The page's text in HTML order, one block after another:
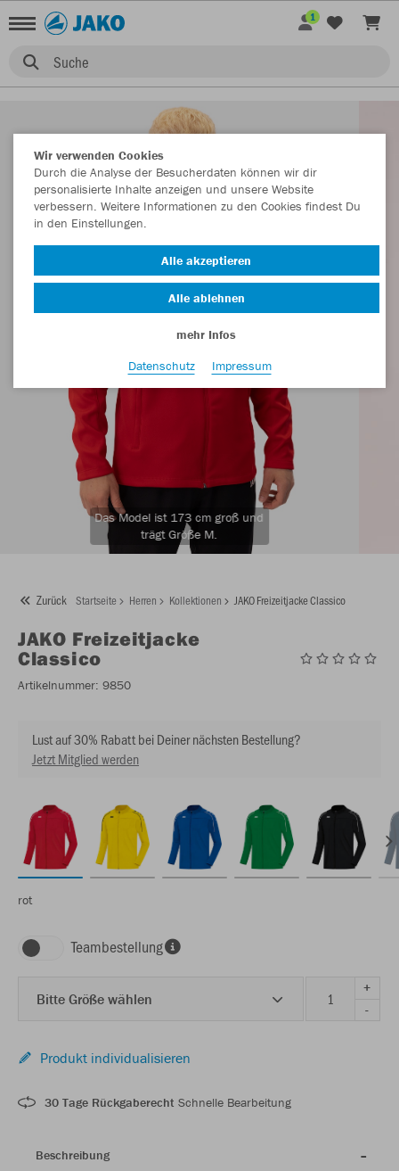
Suche
1
Das Model ist 173 cm groß und
trägt Größe M.
Zurück Startseite Herren Kollektionen JAKO Freizeitjacke Classico
JAKO Freizeitjacke
Classico
Artikelnummer: 9850
Lust auf 30% Rabatt bei Deiner nächsten Bestellung?
Jetzt Mitglied werden
rot
Teambestellung
Bitte Größe wählen
+
-
Produkt individualisieren
30 Tage Rückgaberecht Schnelle Bearbeitung
Beschreibung
Wir verwenden Cookies
Durch die Analyse der Besucherdaten können wir dir
personalisierte Inhalte anzeigen und unsere Website
verbessern. Weitere Informationen zu den Cookies findest Du
in den Einstellungen.
Alle akzeptieren
Alle ablehnen
mehr Infos
Datenschutz
Impressum